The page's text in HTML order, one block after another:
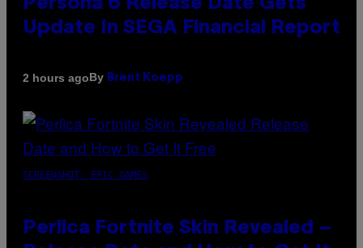
Persona 6 Release Date Gets
Update In SEGA Financial Report
2 hours agoBy Brent Koepp
SCREENSHOT: EPIC GAMES
Perlica Fortnite Skin Revealed –